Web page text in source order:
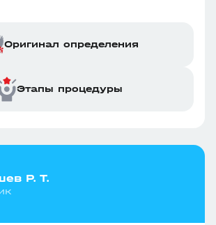
Оригинал определения
Этапы процедуры
Р. Т.